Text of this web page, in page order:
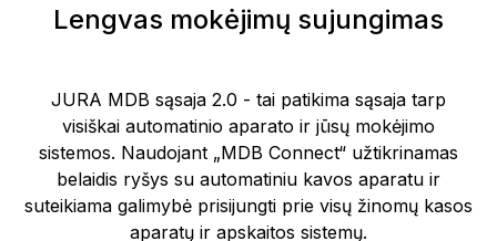
Lengvas mokėjimų sujungimas
JURA MDB sąsaja 2.0 - tai patikima sąsaja tarp
visiškai automatinio aparato ir jūsų mokėjimo
sistemos. Naudojant „MDB Connect“ užtikrinamas
belaidis ryšys su automatiniu kavos aparatu ir
suteikiama galimybė prisijungti prie visų žinomų kasos
aparatų ir apskaitos sistemų.